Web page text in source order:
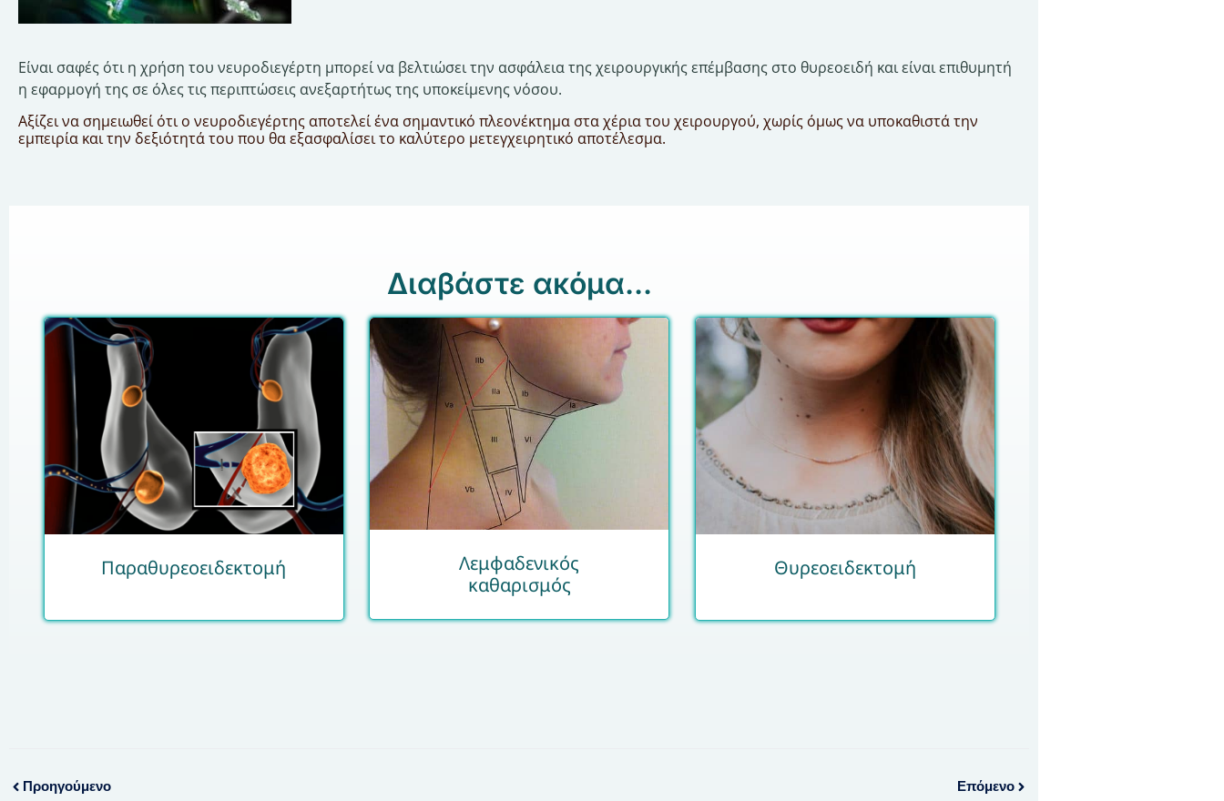
Είναι σαφές ότι η χρήση του νευροδιεγέρτη μπορεί να βελτιώσει την ασφάλεια της χειρουργικής επέμβασης στο θυρεοειδή και είναι επιθυμητή
η εφαρμογή της σε όλες τις περιπτώσεις ανεξαρτήτως της υποκείμενης νόσου.
Αξίζει να σημειωθεί ότι ο νευροδιεγέρτης αποτελεί ένα σημαντικό πλεονέκτημα στα χέρια του χειρουργού, χωρίς όμως να υποκαθιστά την
εμπειρία και την δεξιότητά του που θα εξασφαλίσει το καλύτερο μετεγχειρητικό αποτέλεσμα.
Διαβάστε ακόμα...
Παραθυρεοειδεκτομή
Λεμφαδενικός
καθαρισμός
Θυρεοειδεκτομή
Προηγούμενο Επόμενο